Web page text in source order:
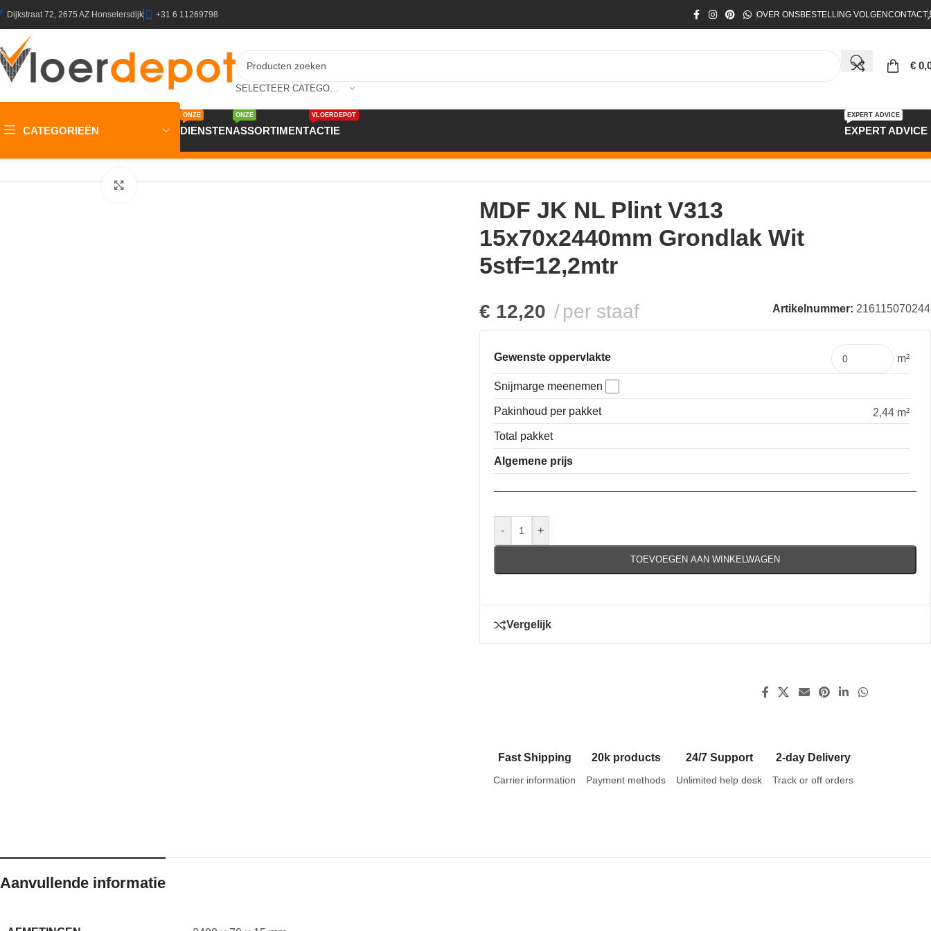
Dijkstraat 72, 2675 AZ Honselersdijk +31 6 11269798 OVER ONSBESTELLING VOLGENCONTACT
€
CATEGORIEËN DIENSTEN
ONZE
ASSORTIMENT
ONZE
ACTIE
VLOERDEPOT
EXPERT ADVICE
EXPERT ADVICE
Plinten/MDF Plinten/MDF JK NL Plint V313 15x70x2440mm Grondlak Wit 5stf=12,2mtr
Klik om te vergroten
MDF JK NL Plint V313
15x70x2440mm Grondlak Wit
5stf=12,2mtr
€ 12,20 per staaf Artikelnummer: 216115070244
Gewenste oppervlakte m²
Snijmarge meenemen
Pakinhoud per pakket
2,44 m²
Total pakket
Algemene prijs
- +
TOEVOEGEN AAN WINKELWAGEN
Vergelijk
Fast Shipping
Carrier information
20k products
Payment methods
24/7 Support
Unlimited help desk
2-day Delivery
Track or off orders
Aanvullende informatie